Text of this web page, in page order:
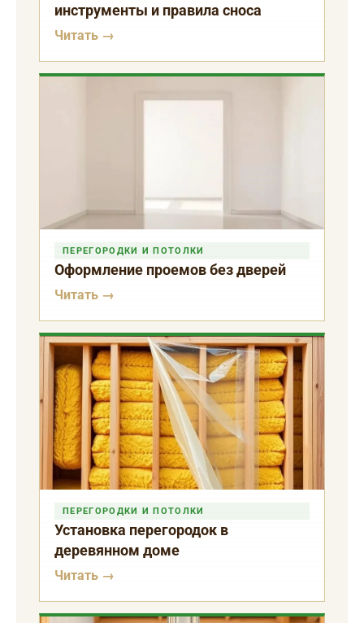
инструменты и правила сноса
Читать →
ПЕРЕГОРОДКИ И ПОТОЛКИ
Оформление проемов без дверей
Читать →
ПЕРЕГОРОДКИ И ПОТОЛКИ
Установка перегородок в
деревянном доме
Читать →